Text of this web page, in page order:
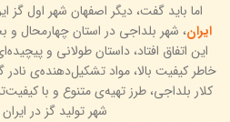
اما باید گفت، دیگر اصفهان شهر اول گز
ایران، شهر بلداجی در استان چهارمحال و
این اتفاق افتاد، داستان طولانی و
خاطر کیفیت بالا، مواد تشکیل‌دهنده‌ی
کلار بلداجی، طرز تهیه‌ی متنوع و با
شهر تولید گز در